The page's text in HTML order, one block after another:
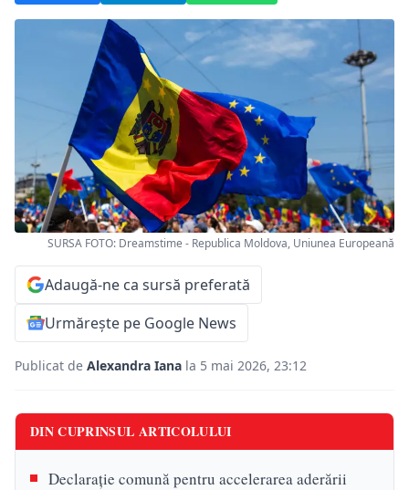
SURSA FOTO: Dreamstime - Republica Moldova, Uniunea Europeană
Adaugă-ne ca sursă preferată
Urmărește pe Google News
Publicat de Alexandra Iana la 5 mai 2026, 23:12
DIN CUPRINSUL ARTICOLULUI
Declarație comună pentru accelerarea aderării